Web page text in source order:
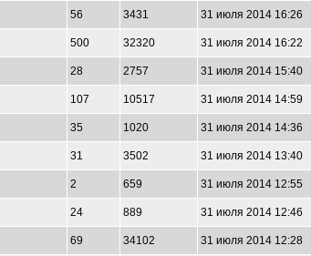
56 3431 31 июля 2014 16:26
500 32320 31 июля 2014 16:22
28 2757 31 июля 2014 15:40
107 10517 31 июля 2014 14:59
35 1020 31 июля 2014 14:36
31 3502 31 июля 2014 13:40
2 659 31 июля 2014 12:55
24 889 31 июля 2014 12:46
69 34102 31 июля 2014 12:28